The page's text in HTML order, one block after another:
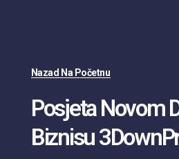
Nazad Na Početnu
Posjeta Novom
Biznisu